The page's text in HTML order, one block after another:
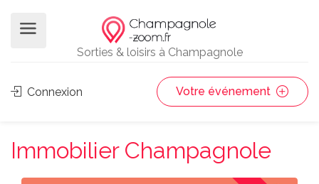
Sorties & loisirs à Champagnole
Connexion Votre événement
Immobilier Champagnole